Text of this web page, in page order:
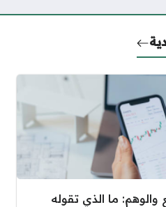
والوهم: ما الذي تقوله